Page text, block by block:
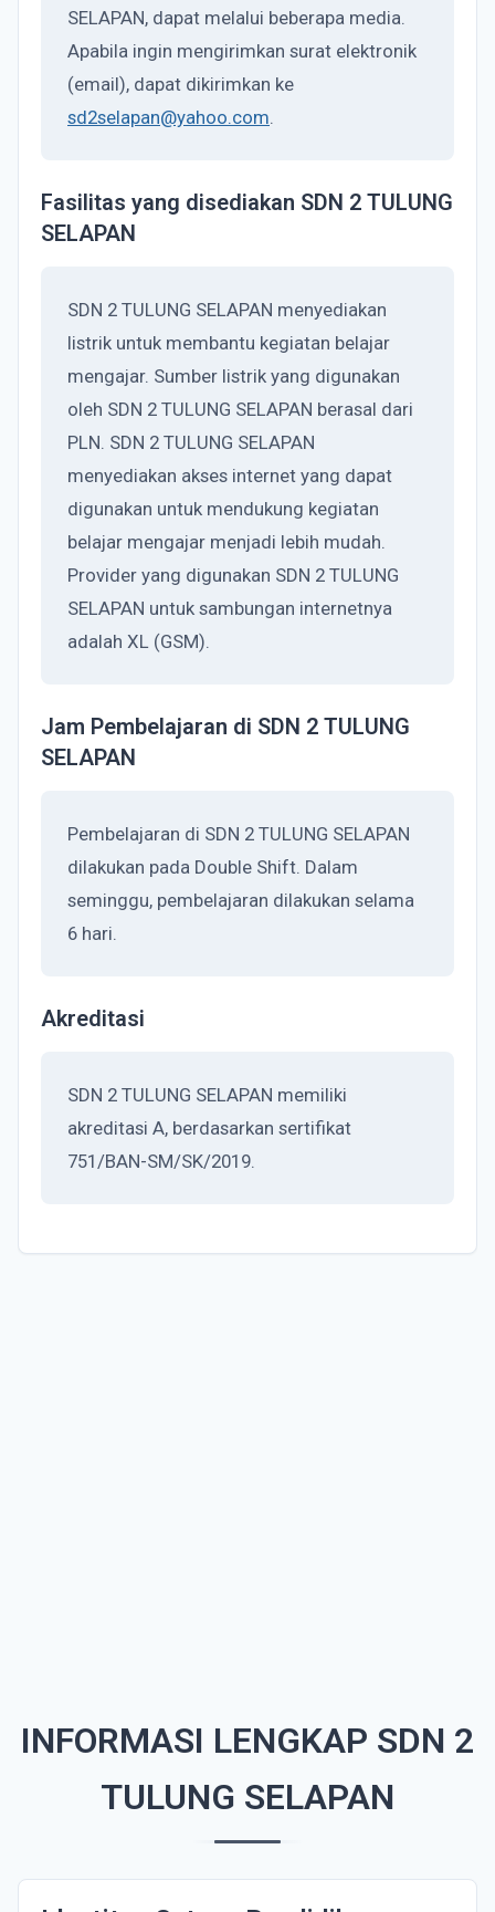
SELAPAN, dapat melalui beberapa media.
Apabila ingin mengirimkan surat elektronik
(email), dapat dikirimkan ke
sd2selapan@yahoo.com.
Fasilitas yang disediakan SDN 2 TULUNG
SELAPAN
SDN 2 TULUNG SELAPAN menyediakan
listrik untuk membantu kegiatan belajar
mengajar. Sumber listrik yang digunakan
oleh SDN 2 TULUNG SELAPAN berasal dari
PLN. SDN 2 TULUNG SELAPAN
menyediakan akses internet yang dapat
digunakan untuk mendukung kegiatan
belajar mengajar menjadi lebih mudah.
Provider yang digunakan SDN 2 TULUNG
SELAPAN untuk sambungan internetnya
adalah XL (GSM).
Jam Pembelajaran di SDN 2 TULUNG
SELAPAN
Pembelajaran di SDN 2 TULUNG SELAPAN
dilakukan pada Double Shift. Dalam
seminggu, pembelajaran dilakukan selama
6 hari.
Akreditasi
SDN 2 TULUNG SELAPAN memiliki
akreditasi A, berdasarkan sertifikat
751/BAN-SM/SK/2019.
INFORMASI LENGKAP SDN 2
TULUNG SELAPAN